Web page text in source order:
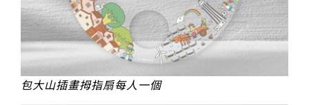
包大山插畫拇指扇每人一個